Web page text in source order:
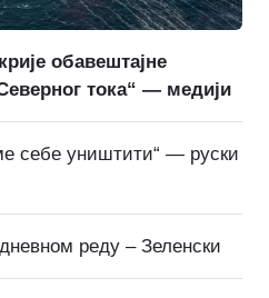
обавештајне
тока“ — медији
себе уништити“ — руски
реду – Зеленски